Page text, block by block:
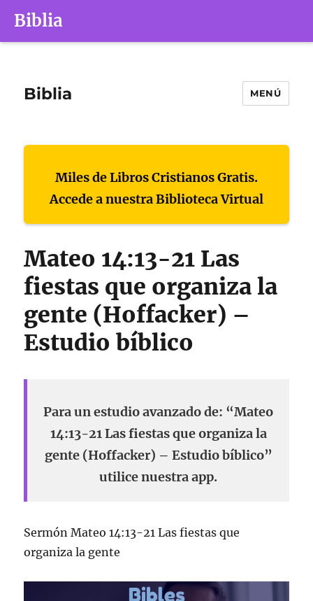
Biblia
Biblia MENÚ
Miles de Libros Cristianos Gratis.
Accede a nuestra Biblioteca Virtual
Mateo 14:13-21 Las
fiestas que organiza la
gente (Hoffacker) –
Estudio bíblico
Para un estudio avanzado de: “Mateo
14:13-21 Las fiestas que organiza la
gente (Hoffacker) – Estudio bíblico”
utilice nuestra app.
Sermón Mateo 14:13-21 Las fiestas que
organiza la gente